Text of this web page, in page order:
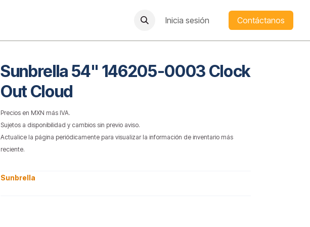
Inicia sesión Contáctanos
Sunbrella 54" 146205-0003 Clock
Out Cloud
Precios en MXN más IVA.
Sujetos a disponibilidad y cambios sin previo aviso.
Actualice la página periódicamente para visualizar la información de inventario más
reciente.
Sunbrella